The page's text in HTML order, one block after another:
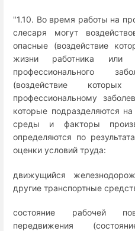
"1.10. Во время работы на
слесаря могут
опасные (воздействие
жизни работника или
профессионального
(воздействие
профессиональному
которые подразделяются
среды и факторы
определяются по
оценки условий труда:
движущийся
другие транспортные
состояние рабочей
передвижения